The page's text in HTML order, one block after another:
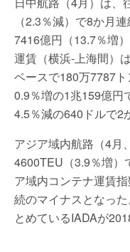
（2.3％減）で8か月
7416億円（13.7％増
運賃（横浜-上海間）
ベースで180万7787
0.9％増の1兆159億円
4.5％減の640ドルで2
アジア域内航路（4月
4600TEU（3.9％増）
ア域内コンテナ運賃
続のマイナスとなっ
とめているIADAが